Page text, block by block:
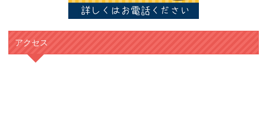
アクセス